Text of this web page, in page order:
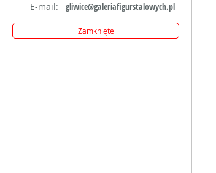
E-mail:
gliwice@galeriafigurstalowych.pl
Zamknięte